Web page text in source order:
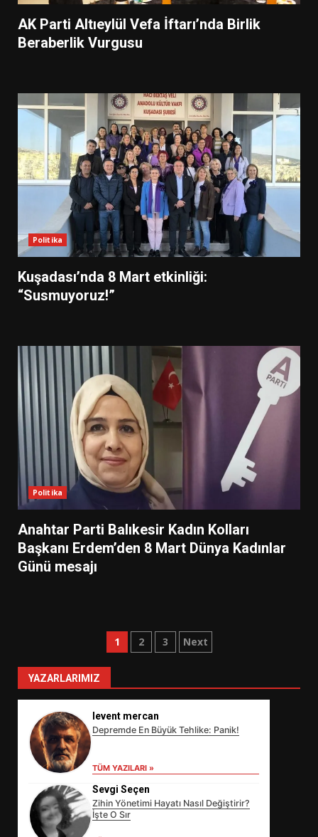
AK Parti Altıeylül Vefa İftarı’nda Birlik
Beraberlik Vurgusu
Politika
Kuşadası’nda 8 Mart etkinliği:
“Susmuyoruz!”
Politika
Anahtar Parti Balıkesir Kadın Kolları
Başkanı Erdem’den 8 Mart Dünya Kadınlar
Günü mesajı
Yazı
sayfalaması
1 2 3 Next
YAZARLARIMIZ
levent mercan
Depremde En Büyük Tehlike: Panik!
TÜM YAZILARI »
Sevgi Seçen
Zihin Yönetimi Hayatı Nasıl Değiştirir?
İşte O Sır
EİB’DE KRİTİK ATAMA: